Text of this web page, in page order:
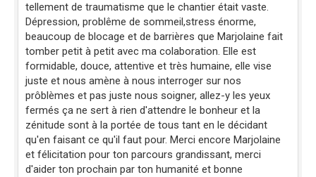
tellement de traumatisme que le chantier était vaste.
Dépression, problême de sommeil,stress énorme,
beaucoup de blocage et de barrières que Marjolaine fait
tomber petit à petit avec ma colaboration. Elle est
formidable, douce, attentive et très humaine, elle vise
juste et nous amène à nous interroger sur nos
prôblèmes et pas juste nous soigner, allez-y les yeux
fermés ça ne sert à rien d'attendre le bonheur et la
zénitude sont à la portée de tous tant en le décidant
qu'en faisant ce qu'il faut pour. Merci encore Marjolaine
et félicitation pour ton parcours grandissant, merci
d'aider ton prochain par ton humanité et bonne